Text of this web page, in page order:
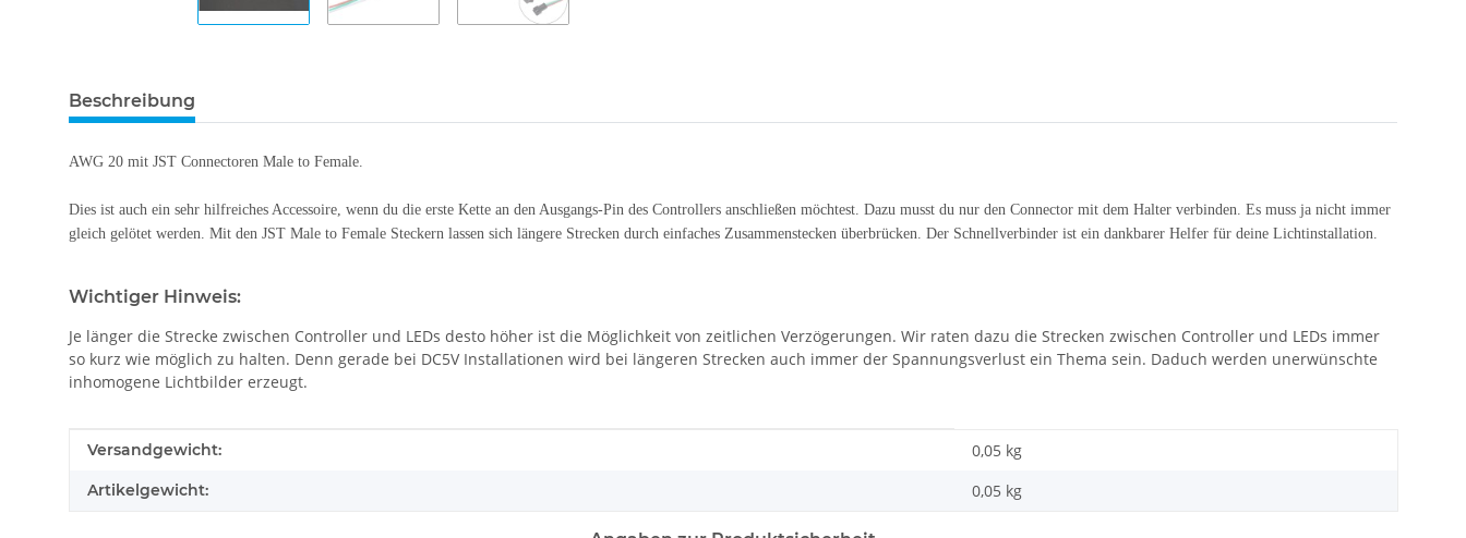
Beschreibung
AWG 20 mit JST Connectoren Male to Female.
Dies ist auch ein sehr hilfreiches Accessoire, wenn du die erste Kette an den Ausgangs-Pin des Controllers anschließen möchtest. Dazu musst du nur den Connector mit dem Halter verbinden. Es muss ja nicht immer
gleich gelötet werden. Mit den JST Male to Female Steckern lassen sich längere Strecken durch einfaches Zusammenstecken überbrücken. Der Schnellverbinder ist ein dankbarer Helfer für deine Lichtinstallation.
Wichtiger Hinweis:
Je länger die Strecke zwischen Controller und LEDs desto höher ist die Möglichkeit von zeitlichen Verzögerungen. Wir raten dazu die Strecken zwischen Controller und LEDs immer
so kurz wie möglich zu halten. Denn gerade bei DC5V Installationen wird bei längeren Strecken auch immer der Spannungsverlust ein Thema sein. Daduch werden unerwünschte
inhomogene Lichtbilder erzeugt.
Produkteigenschaft
Wert
Versandgewicht: 0,05 kg
Artikelgewicht: 0,05 kg